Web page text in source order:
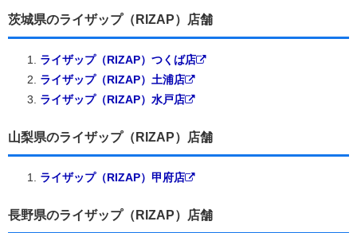
茨城県のライザップ（RIZAP）店舗
ライザップ（RIZAP）つくば店
ライザップ（RIZAP）土浦店
ライザップ（RIZAP）水戸店
山梨県のライザップ（RIZAP）店舗
ライザップ（RIZAP）甲府店
長野県のライザップ（RIZAP）店舗